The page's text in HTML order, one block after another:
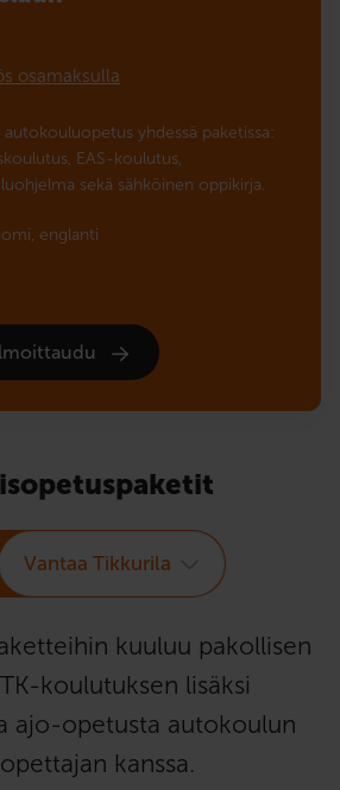
osamaksulla
autokouluopetus yhdessä paketissa:
EAS-koulutus,
sekä sähköinen oppikirja.
englanti
Vantaa Tikkurila
kuuluu pakollisen
koulutuksen lisäksi
ajo-opetusta autokoulun
kanssa.